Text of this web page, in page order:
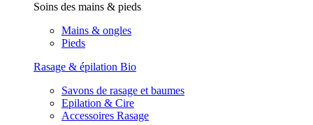
Soins des mains & pieds
Mains & ongles
Pieds
Rasage & épilation Bio
Savons de rasage et baumes
Epilation & Cire
Accessoires Rasage